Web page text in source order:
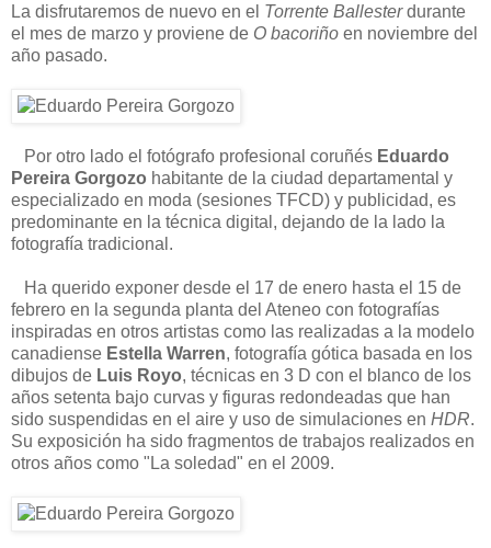
La disfrutaremos de nuevo en el Torrente Ballesterdurante
el mes de marzo y proviene de O bacoriño en noviembre del
año pasado.
Por otro lado el fotógrafo profesional coruñés Eduardo
Pereira Gorgozo habitante de la ciudad departamental y
especializado en moda (sesiones TFCD) y publicidad, es
predominante en la técnica digital, dejando de la lado la
fotografía tradicional.
Ha querido exponer desde el 17 de enero hasta el 15 de
febrero en la segunda planta del Ateneo con fotografías
inspiradas en otros artistas como las realizadas a la modelo
canadiense Estella Warren, fotografía gótica basada en los
dibujos de Luis Royo, técnicas en 3 D con el blanco de los
años setenta bajo curvas y figuras redondeadas que han
sido suspendidas en el aire y uso de simulaciones en HDR.
Su exposición ha sido fragmentos de trabajos realizados en
otros años como "La soledad" en el 2009.